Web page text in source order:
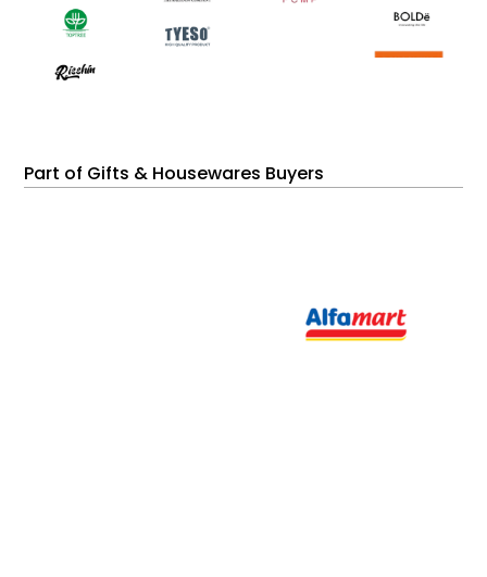
Part of Gifts & Housewares Buyers